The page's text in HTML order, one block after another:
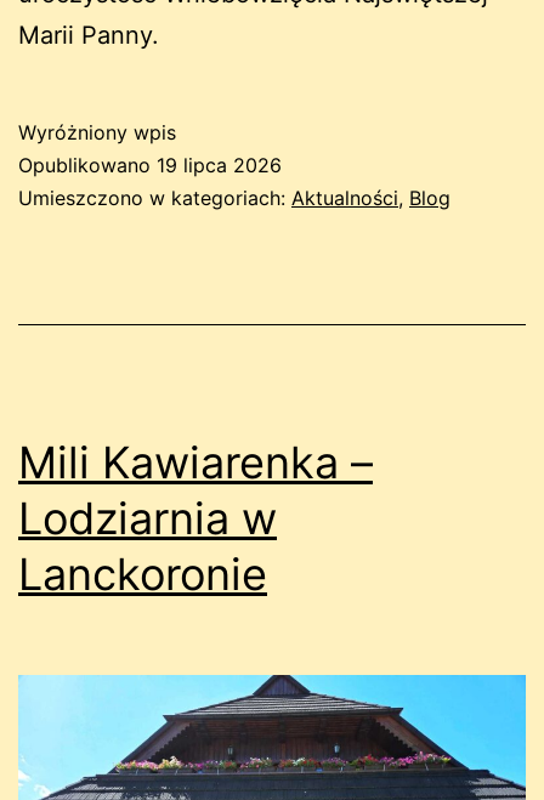
Marii Panny.
Wyróżniony wpis
Opublikowano 19 lipca 2026
Umieszczono w kategoriach: Aktualności, Blog
Mili Kawiarenka –
Lodziarnia w
Lanckoronie